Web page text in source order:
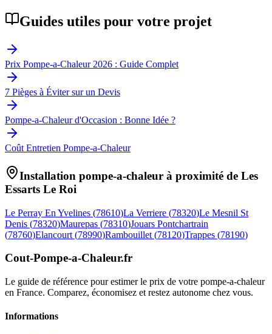
Guides utiles pour votre projet
Prix Pompe-a-Chaleur 2026 : Guide Complet
7 Pièges à Éviter sur un Devis
Pompe-a-Chaleur d'Occasion : Bonne Idée ?
Coût Entretien Pompe-a-Chaleur
Installation pompe-a-chaleur à proximité de Les
Essarts Le Roi
Le Perray En Yvelines (78610)La Verriere (78320)Le Mesnil St
Denis (78320)Maurepas (78310)Jouars Pontchartrain
(78760)Elancourt (78990)Rambouillet (78120)Trappes (78190)
Cout-Pompe-a-Chaleur.fr
Le guide de référence pour estimer le prix de votre pompe-a-chaleur
en France. Comparez, économisez et restez autonome chez vous.
Informations